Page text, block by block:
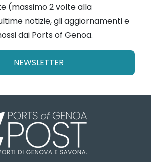
(massimo 2 volte alla
notizie, gli aggiornamenti e
dai Ports of Genoa.
NEWSLETTER